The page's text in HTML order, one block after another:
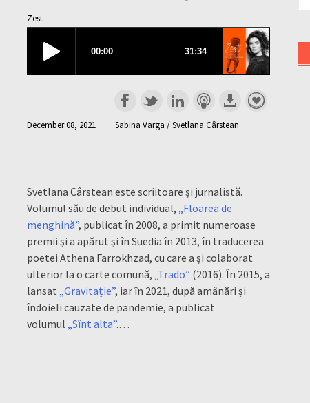
Zest
December 08, 2021 Sabina Varga / Svetlana Cârstean
Svetlana Cârstean este scriitoare și jurnalistă.
Volumul său de debut individual, „Floarea de
menghină”, publicat în 2008, a primit numeroase
premii și a apărut și în Suedia în 2013, în traducerea
poetei Athena Farrokhzad, cu care a și colaborat
ulterior la o carte comună, „Trado” (2016). În 2015, a
lansat „Gravitație”, iar în 2021, după amânări și
îndoieli cauzate de pandemie, a publicat
volumul „Sînt alta”.…